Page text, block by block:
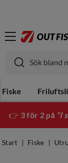
Fiske
👉 3 för 2 på "I
Start Fiske